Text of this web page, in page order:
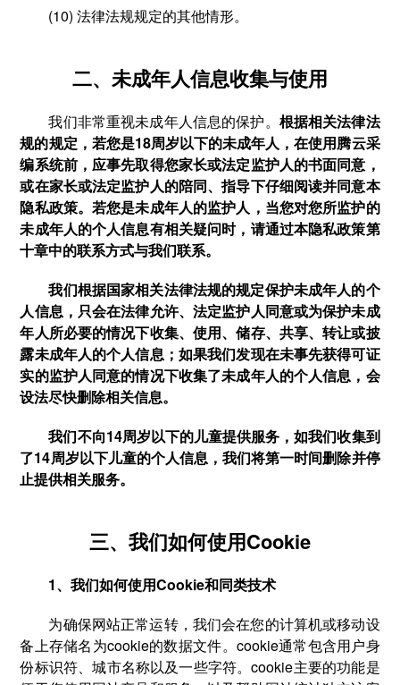
(10) 法律法规规定的其他情形。
二、未成年人信息收集与使用
我们非常重视未成年人信息的保护。 根据相关法律法
规的规定，若您是18周岁以下的未成年人，在使用腾云采
编系统前，应事先取得您家长或法定监护人的书面同意，
或在家长或法定监护人的陪同、指导下仔细阅读并同意本
隐私政策。若您是未成年人的监护人，当您对您所监护的
未成年人的个人信息有相关疑问时，请通过本隐私政策第
十章中的联系方式与我们联系。
我们根据国家相关法律法规的规定保护未成年人的个
人信息，只会在法律允许、法定监护人同意或为保护未成
年人所必要的情况下收集、使用、储存、共享、转让或披
露未成年人的个人信息；如果我们发现在未事先获得可证
实的监护人同意的情况下收集了未成年人的个人信息，会
设法尽快删除相关信息。
我们不向14周岁以下的儿童提供服务，如我们收集到
了14周岁以下儿童的个人信息，我们将第一时间删除并停
止提供相关服务。
三、我们如何使用Cookie
1、我们如何使用Cookie和同类技术
为确保网站正常运转，我们会在您的计算机或移动设
备上存储名为cookie的数据文件。cookie通常包含用户身
份标识符、城市名称以及一些字符。cookie主要的功能是